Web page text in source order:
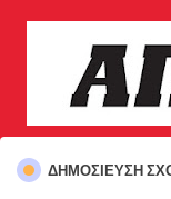
ΔΗΜΟΣΊΕΥΣΗ